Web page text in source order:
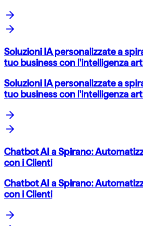
Soluzioni IA personalizzate a
tuo business con l'intelligenza
Soluzioni IA personalizzate a
tuo business con l'intelligenza
Chatbot AI a Spirano:
con i Clienti
Chatbot AI a Spirano:
con i Clienti